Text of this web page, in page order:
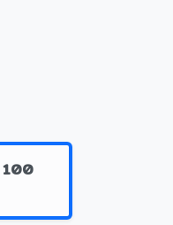
100